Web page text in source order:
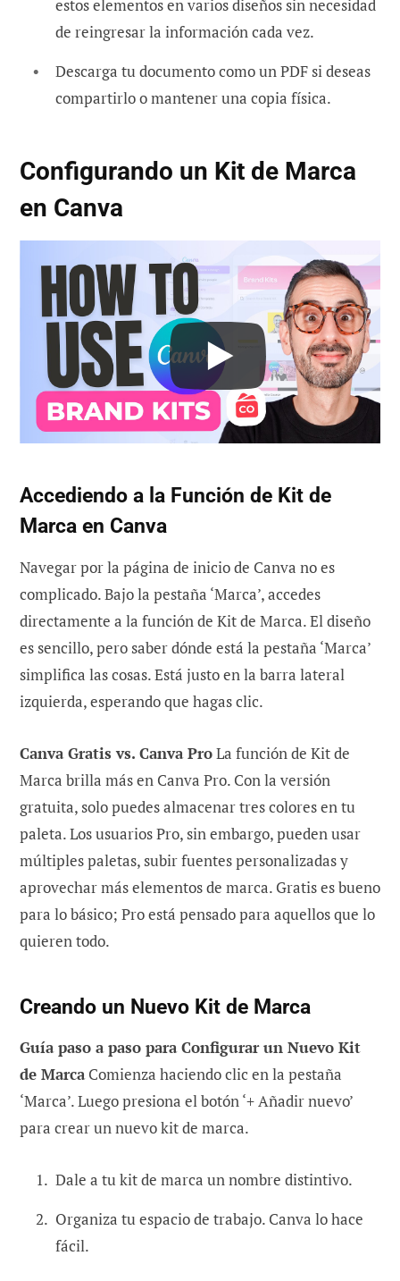
estos elementos en varios diseños sin necesidad
de reingresar la información cada vez.
Descarga tu documento como un PDF si deseas
compartirlo o mantener una copia física.
Configurando un Kit de Marca
en Canva
Accediendo a la Función de Kit de
Marca en Canva
Navegar por la página de inicio de Canva no es
complicado. Bajo la pestaña ‘Marca’, accedes
directamente a la función de Kit de Marca. El diseño
es sencillo, pero saber dónde está la pestaña ‘Marca’
simplifica las cosas. Está justo en la barra lateral
izquierda, esperando que hagas clic.
Canva Gratis vs. Canva ProLa función de Kit de
Marca brilla más en Canva Pro. Con la versión
gratuita, solo puedes almacenar tres colores en tu
paleta. Los usuarios Pro, sin embargo, pueden usar
múltiples paletas, subir fuentes personalizadas y
aprovechar más elementos de marca. Gratis es bueno
para lo básico; Pro está pensado para aquellos que lo
quieren todo.
Creando un Nuevo Kit de Marca
Guía paso a paso para Configurar un Nuevo Kit
de MarcaComienza haciendo clic en la pestaña
‘Marca’. Luego presiona el botón ‘+ Añadir nuevo’
para crear un nuevo kit de marca.
Dale a tu kit de marca un nombre distintivo.
Organiza tu espacio de trabajo. Canva lo hace
fácil.